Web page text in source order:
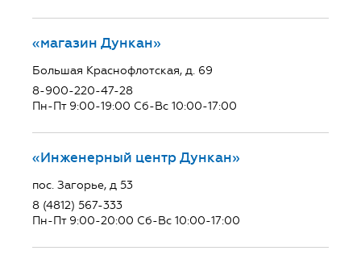
«магазин Дункан»
Большая Краснофлотская, д. 69
8-900-220-47-28
Пн-Пт 9:00-19:00 Сб-Вс 10:00-17:00
«Инженерный центр Дункан»
пос. Загорье, д 53
8 (4812) 567-333
Пн-Пт 9:00-20:00 Сб-Вс 10:00-17:00